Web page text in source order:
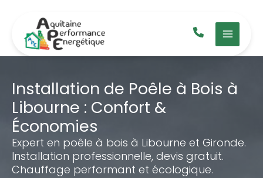
contenu
Installation de Poêle à Bois à
Libourne : Confort &
Économies
Expert en poêle à bois à Libourne et Gironde.
Installation professionnelle, devis gratuit.
Chauffage performant et écologique.